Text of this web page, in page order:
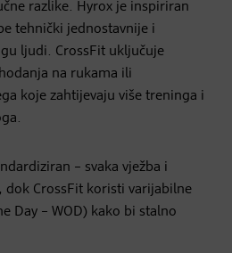
razlike. Hyrox je inspiriran
tehnički jednostavnije i
ljudi. CrossFit uključuje
na rukama ili
koje zahtijevaju više treninga i
– svaka vježba i
dok CrossFit koristi varijabilne
Day – WOD) kako bi stalno